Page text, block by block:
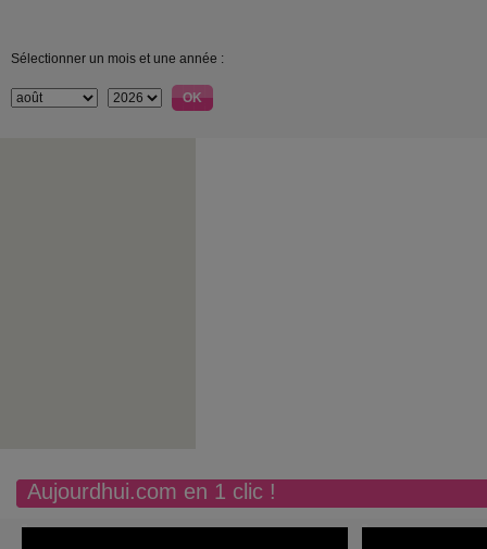
Sélectionner un mois et une année :
Aujourdhui.com en 1 clic !